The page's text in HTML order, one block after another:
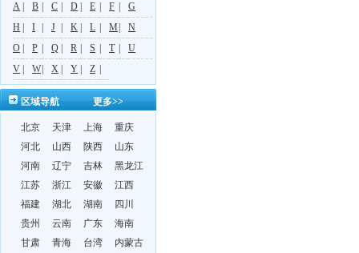
A B C D E F
G
H
I J K L M
N
O
P Q R S T
U
V
W X Y Z
更多>>
区域导航
北京 天津 上海
重庆
河北
山西 陕西
山东
河南
辽宁 吉林
黑龙江
江苏
浙江 安徽
江西
福建
湖北 湖南
四川
贵州
云南 广东
海南
甘肃
青海 台湾
内蒙古